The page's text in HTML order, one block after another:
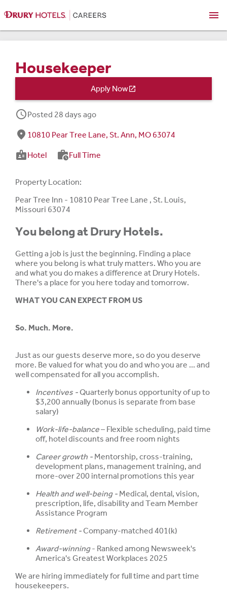
menu
Housekeeper
Apply Now
schedulePosted 28 days ago
fmd_good 10810 Pear Tree Lane, St. Ann, MO 63074
badgeHotel work_historyFull Time
Property Location:
Pear Tree Inn - 10810 Pear Tree Lane , St. Louis,
Missouri 63074
You belong at Drury Hotels.
Getting a job is just the beginning. Finding a place
where you belong is what truly matters. Who you are
and what you do makes a difference at Drury Hotels.
There's a place for you here today and tomorrow.
WHAT YOU CAN EXPECT FROM US
So. Much. More.
Just as our guests deserve more, so do you deserve
more. Be valued for what you do and who you are ... and
well compensated for all you accomplish.
Incentives -Quarterly bonus opportunity of up to
$3,200 annually (bonus is separate from base
salary)
Work-life-balance– Flexible scheduling, paid time
off, hotel discounts and free room nights
Career growth - Mentorship, cross-training,
development plans, management training, and
more-over 200 internal promotions this year
Health and well-being - Medical, dental, vision,
prescription, life, disability and Team Member
Assistance Program
Retirement -Company-matched 401(k)
Award-winning- Ranked among Newsweek's
America's Greatest Workplaces 2025
We are hiring immediately for full time and part time
housekeepers.